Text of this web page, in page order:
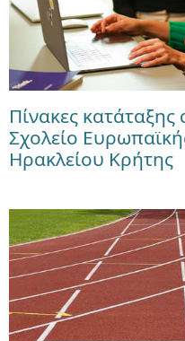
Πίνακες
Σχολείο
Ηρακλείου Κρήτης